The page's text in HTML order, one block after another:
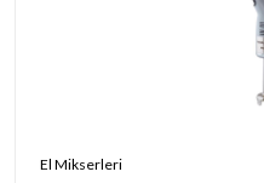
El Mikserleri